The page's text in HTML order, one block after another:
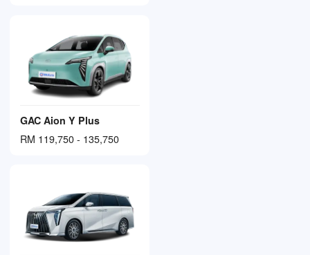
GAC Aion Y Plus
RM 119,750 - 135,750